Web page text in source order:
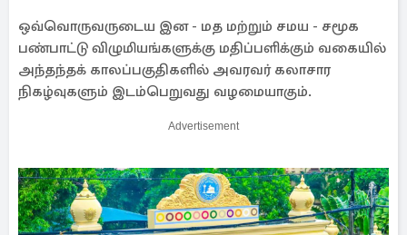
ஒவ்வொருவருடைய இன - மத மற்றும் சமய - சமூக
பண்பாட்டு விழுமியங்களுக்கு மதிப்பளிக்கும் வகையில்
அந்தந்தக் காலப்பகுதிகளில் அவரவர் கலாசார
நிகழ்வுகளும் இடம்பெறுவது வழமையாகும்.
Advertisement